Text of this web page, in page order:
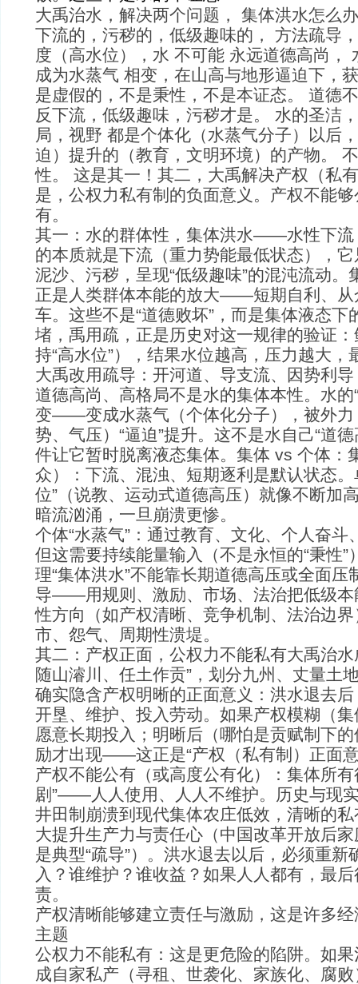
大禹治水，解决两个问题， 集体洪水怎么
下流的，污秽的，低级趣味的， 方法疏导
度（高水位），水 不可能 永远道德高尚，
成为水蒸气 相变，在山高与地形逼迫下，
是虚假的，不是秉性，不是本证态。 道德
反下流，低级趣味，污秽才是。 水的圣洁
局，视野 都是个体化（水蒸气分子）以后
迫）提升的（教育，文明环境）的产物。
性。 这是其一！其二，大禹解决产权（私
是，公权力私有制的负面意义。产权不能
有。
其一：水的群体性，集体洪水——水性下流
的本质就是下流（重力势能最低状态），
泥沙、污秽，呈现“低级趣味”的混沌流动。
正是人类群体本能的放大——短期自利、从
车。这些不是“道德败坏”，而是集体液态下
堵，禹用疏，正是历史对这一规律的验证
持“高水位”），结果水位越高，压力越大，
大禹改用疏导：开河道、导支流、因势利
道德高尚、高格局不是水的集体本性。水的
变——变成水蒸气（个体化分子），被外力
势、气压）“逼迫”提升。这不是水自己“道
件让它暂时脱离液态集体。集体 vs 个体：
众）：下流、混浊、短期逐利是默认状态。
位”（说教、运动式道德高压）就像不断加
暗流汹涌，一旦崩溃更惨。
个体“水蒸气”：通过教育、文化、个人奋斗
但这需要持续能量输入（不是永恒的“秉性”
理“集体洪水”不能靠长期道德高压或全面压
导——用规则、激励、市场、法治把低级本
性方向（如产权清晰、竞争机制、法治边
市、怨气、周期性溃堤。
其二：产权正面，公权力不能私有大禹治水
随山濬川、任土作贡”，划分九州、丈量土
确实隐含产权明晰的正面意义：洪水退去
开垦、维护、投入劳动。如果产权模糊（
愿意长期投入；明晰后（哪怕是贡赋制下
励才出现——这正是“产权（私有制）正面
产权不能公有（或高度公有化）：集体所有
剧”——人人使用、人人不维护。历史与现
井田制崩溃到现代集体农庄低效，清晰的
大提升生产力与责任心（中国改革开放后
是典型“疏导”）。洪水退去以后，必须重新
入？谁维护？谁收益？如果人人都有，最
责。
产权清晰能够建立责任与激励，这是许多
主题
公权力不能私有：这是更危险的陷阱。如
成自家私产（寻租、世袭化、家族化、腐败